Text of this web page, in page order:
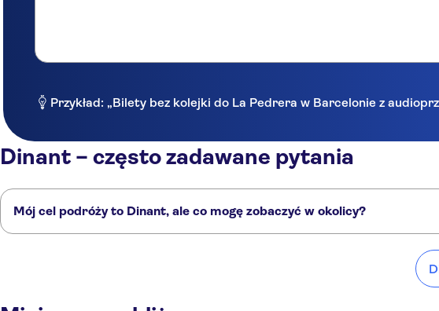
Przykład: „Bilety bez kolejki do La Pedrera w Barcelonie z
Dinant – często zadawane pytania
Mój cel podróży to Dinant, ale co mogę zobaczyć w okolicy?